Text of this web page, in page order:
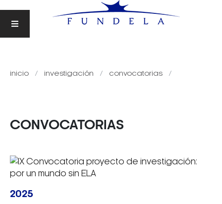
inicio investigación convocatorias
CONVOCATORIAS
2025